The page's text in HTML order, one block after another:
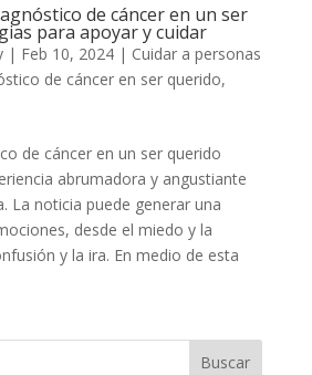
de cáncer en un ser
para apoyar y cuidar
| Feb 10, 2024| Cuidar a personas
de cáncer en ser querido,
de cáncer en un ser querido
abrumadora y angustiante
La noticia puede generar una
desde el miedo y la
y la ira. En medio de esta